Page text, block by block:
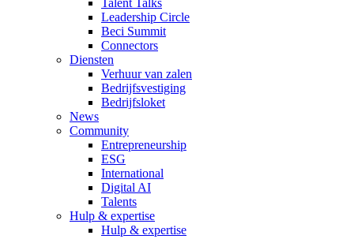
Talent Talks
Leadership Circle
Beci Summit
Connectors
Diensten
Verhuur van zalen
Bedrijfsvestiging
Bedrijfsloket
News
Community
Entrepreneurship
ESG
International
Digital AI
Talents
Hulp & expertise
Hulp & expertise